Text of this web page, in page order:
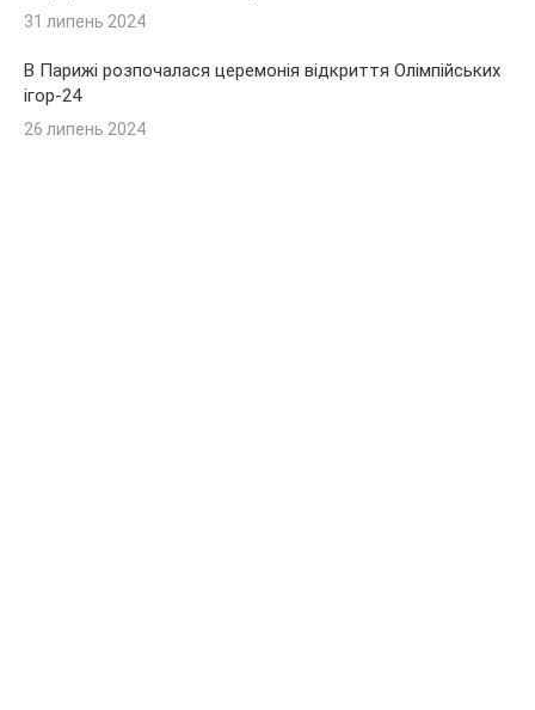
31 липень 2024
В Парижі розпочалася церемонія відкриття Олімпійських
ігор-24
26 липень 2024